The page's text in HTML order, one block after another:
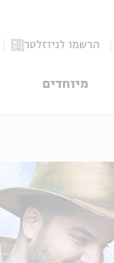
הרשמו לניוזלטר
מיוחדים